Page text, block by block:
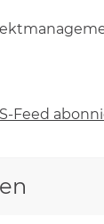
Feed